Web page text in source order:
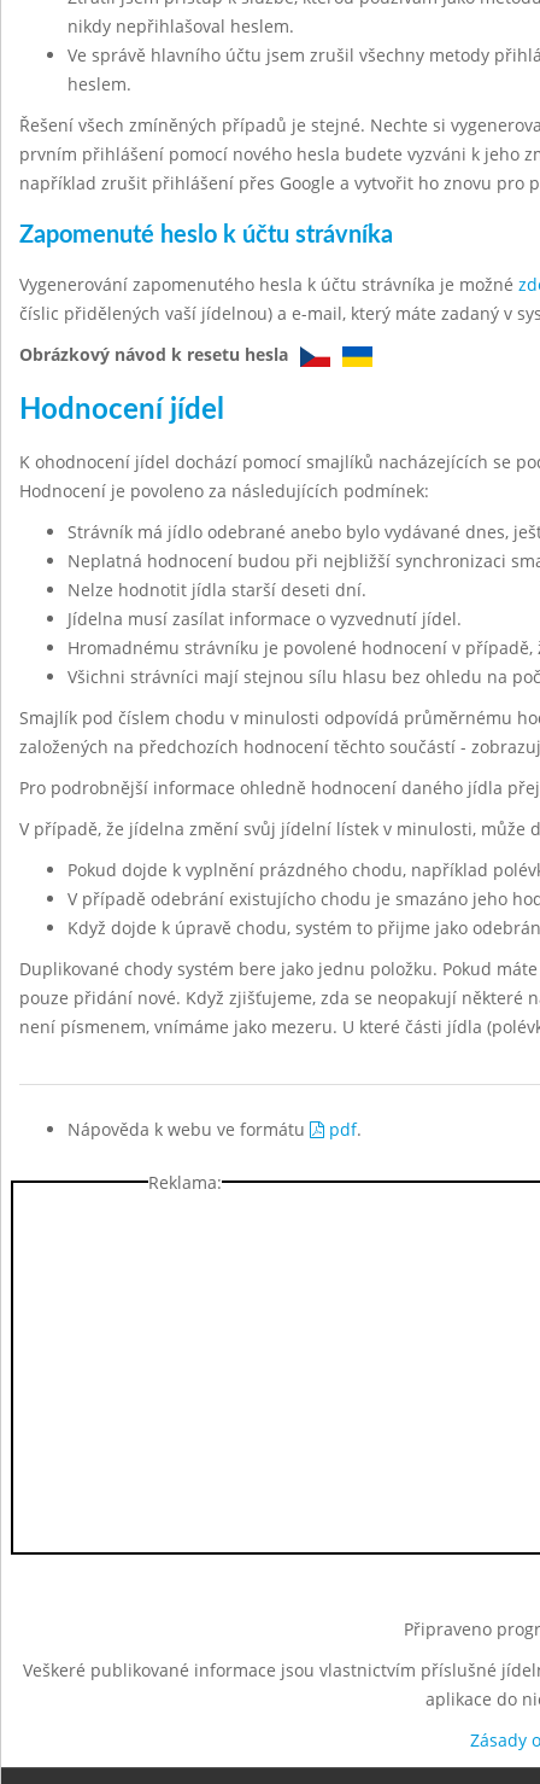
nikdy nepřihlašoval heslem.
Ve správě hlavního účtu jsem zrušil všechny metody
heslem.
Řešení všech zmíněných případů je stejné. Nechte si
prvním přihlášení pomocí nového hesla budete vyzváni k jeho
například zrušit přihlášení přes Google a vytvořit ho znovu pro
Zapomenuté heslo k účtu strávníka
Vygenerování zapomenutého hesla k účtu strávníka je možné
číslic přidělených vaší jídelnou) a e-mail, který máte zadaný v
Obrázkový návod k resetu hesla
Hodnocení jídel
K ohodnocení jídel dochází pomocí smajlíků nacházejících se
Hodnocení je povoleno za následujících podmínek:
Strávník má jídlo odebrané anebo bylo vydávané dnes,
Neplatná hodnocení budou při nejbližší synchronizaci
Nelze hodnotit jídla starší deseti dní.
Jídelna musí zasílat informace o vyzvednutí jídel.
Hromadnému strávníku je povolené hodnocení v
Všichni strávníci mají stejnou sílu hlasu bez ohledu na
Smajlík pod číslem chodu v minulosti odpovídá průměrnému
založených na předchozích hodnocení těchto součástí -
Pro podrobnější informace ohledně hodnocení daného jídla
V případě, že jídelna změní svůj jídelní lístek v minulosti, může
Pokud dojde k vyplnění prázdného chodu, například
V případě odebrání existujícho chodu je smazáno jeho
Když dojde k úpravě chodu, systém to přijme jako
Duplikované chody systém bere jako jednu položku. Pokud
pouze přidání nové. Když zjišťujeme, zda se neopakují některé
není písmenem, vnímáme jako mezeru. U které části jídla
Nápověda k webu ve formátu pdf.
Reklama:
Připraveno
Veškeré publikované informace jsou vlastnictvím příslušné
aplikace do
Zásady